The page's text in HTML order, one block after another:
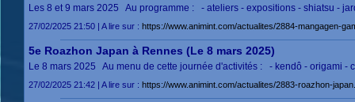
Les 8 et 9 mars 2025 Au programme : - ateliers - expositions - shiatsu -
27/02/2025 21:50 | A lire sur : https://www.animint.com/actualites/2884-mangagen-
5e Roazhon Japan à Rennes (Le 8 mars 2025)
Le 8 mars 2025 Au menu de cette journée d'activités : - kendô - origami -
27/02/2025 21:42 | A lire sur : https://www.animint.com/actualites/2883-roazhon-